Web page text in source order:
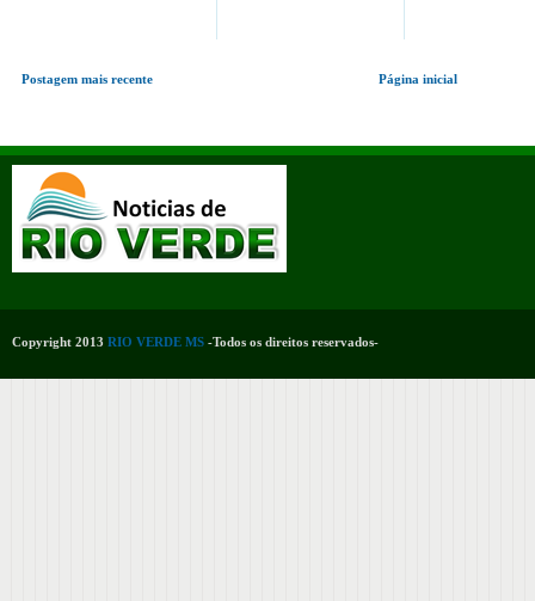
Postagem mais recente Página inicial
Copyright 2013 RIO VERDE MS -Todos os direitos reservados-